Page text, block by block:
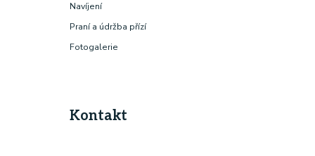
Navíjení
Praní a údržba přízí
Fotogalerie
Kontakt